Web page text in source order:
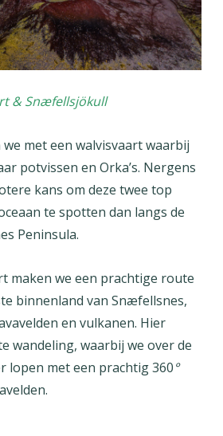
& Snæfellsjökull
met een walvisvaart waarbij
potvissen en Orka’s. Nergens
kans om deze twee top
te spotten dan langs de
Peninsula.
maken we een prachtige route
binnenland van Snæfellsnes,
en vulkanen. Hier
wandeling, waarbij we over de
lopen met een prachtig 360°